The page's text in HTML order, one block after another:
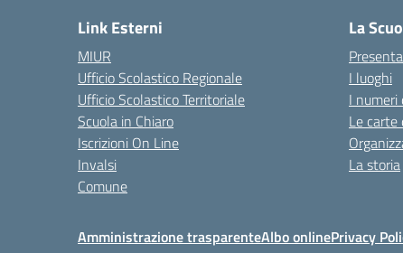
Link Esterni
MIUR
Ufficio Scolastico Regionale
Ufficio Scolastico Territoriale
Scuola in Chiaro
Iscrizioni On Line
Invalsi
Comune
La
I luoghi
I numeri
Le carte
La storia
Amministrazione trasparenteAlbo onlinePrivacy